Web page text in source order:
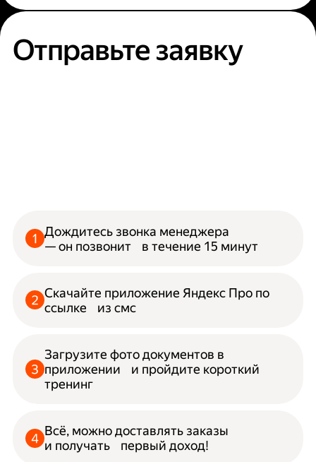
Отправьте заявку
Дождитесь звонка менеджера
— он позвонит в течение 15 минут
Скачайте приложение Яндекс Про по
ссылке из смс
Загрузите фото документов в
приложении и пройдите короткий
тренинг
Всё, можно доставлять заказы
и получать первый доход!